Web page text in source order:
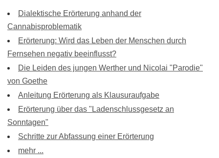
Dialektische Erörterung anhand der
Cannabisproblematik
Erörterung: Wird das Leben der Menschen durch
Fernsehen negativ beeinflusst?
Die Leiden des jungen Werther und Nicolai "Parodie"
von Goethe
Anleitung Erörterung als Klausuraufgabe
Erörterung über das "Ladenschlussgesetz an
Sonntagen"
Schritte zur Abfassung einer Erörterung
mehr ...